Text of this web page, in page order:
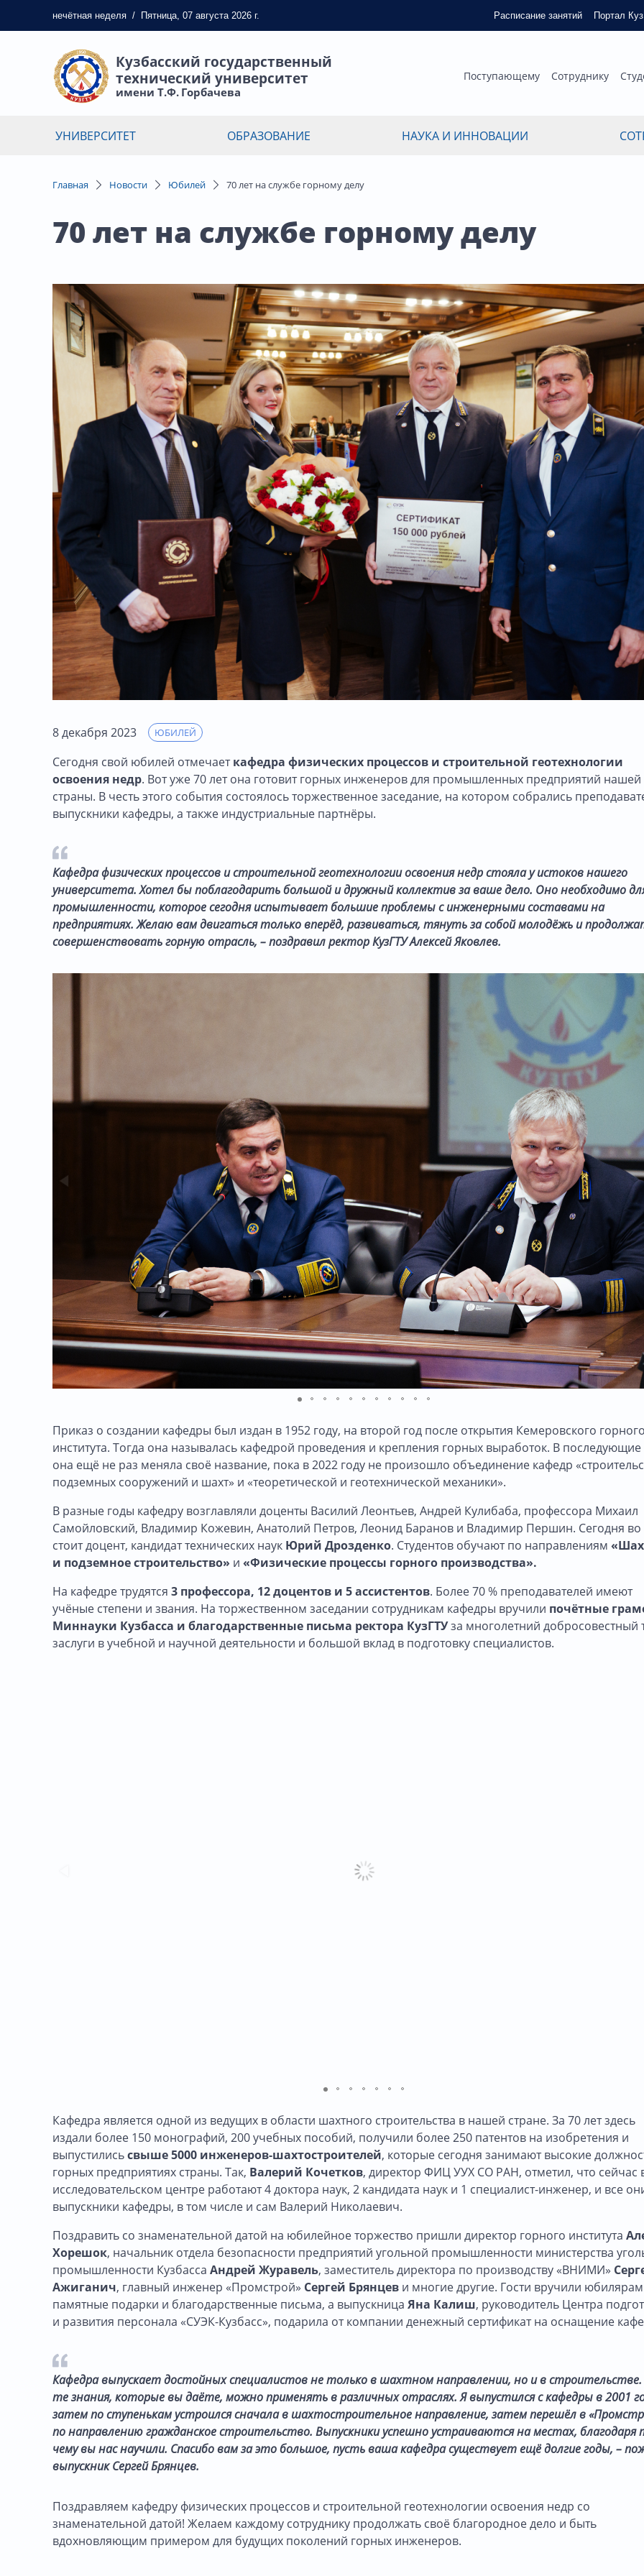
нечётная неделя / Пятница, 07 августа 2026 г. Расписание занятий Портал
Кузбасский государственный
технический университет
имени Т.Ф. Горбачева
Поступающему Сотруднику
УНИВЕРСИТЕТ ОБРАЗОВАНИЕ НАУКА И ИННОВАЦИИ
Главная Новости Юбилей 70 лет на службе горному делу
70 лет на службе горному делу
8 декабря 2023 ЮБИЛЕЙ
Сегодня свой юбилей отмечаеткафедра физических процессов и строительной геотехнологии
освоения недр. Вот уже 70 лет она готовит горных инженеров для промышленных предприятий нашей
страны. В честь этого события состоялось торжественное заседание, на котором собрались
выпускники кафедры, а также индустриальные партнёры.
Кафедра физических процессов и строительной геотехнологии освоения недр стояла у истоков нашего
университета. Хотел бы поблагодарить большой и дружный коллектив за ваше дело. Оно необходимо
промышленности, которое сегодня испытывает большие проблемы с инженерными составами на
предприятиях. Желаю вам двигаться только вперёд, развиваться, тянуть за собой молодёжь и
совершенствовать горную отрасль, – поздравил ректор КузГТУ Алексей Яковлев.
Приказ о создании кафедры был издан в 1952 году, на второй год после открытия Кемеровского
института. Тогда она называлась кафедрой проведения и крепления горных выработок. В последующие
она ещё не раз меняла своё название, пока в 2022 году не произошло объединение кафедр
подземных сооружений и шахт» и «теоретической и геотехнической механики».
В разные годы кафедру возглавляли доценты Василий Леонтьев, Андрей Кулибаба, профессора Михаил
Самойловский, Владимир Кожевин, Анатолий Петров, Леонид Баранов и Владимир Першин. Сегодня во
стоит доцент, кандидат технических наук Юрий Дрозденко. Студентов обучают по направлениям
и подземное строительство» и «Физические процессы горного производства».
На кафедре трудятся 3 профессора, 12 доцентов и 5 ассистентов. Более 70 % преподавателей имеют
учёные степени и звания. На торжественном заседании сотрудникам кафедры вручили почётные
Миннауки Кузбасса и благодарственные письма ректора КузГТУза многолетний добросовестный
заслуги в учебной и научной деятельности и большой вклад в подготовку специалистов.
Кафедра является одной из ведущих в области шахтного строительства в нашей стране. За 70 лет здесь
издали более 150 монографий, 200 учебных пособий, получили более 250 патентов на изобретения и
выпустилисьсвыше 5000 инженеров-шахтостроителей, которые сегодня занимают высокие
горных предприятиях страны. Так, Валерий Кочетков, директор ФИЦ УУХ СО РАН, отметил, что сейчас
исследовательском центре работают 4 доктора наук, 2 кандидата наук и 1 специалист-инженер, и все
выпускники кафедры, в том числе и сам Валерий Николаевич.
Поздравить со знаменательной датой на юбилейное торжество пришли директор горного института
Хорешок, начальник отдела безопасности предприятий угольной промышленности министерства
промышленности Кузбасса Андрей Журавель, заместитель директора по производству «ВНИМИ»
Ажиганич, главный инженер «Промстрой» Сергей Брянцев и многие другие. Гости вручили юбилярам
памятные подарки и благодарственные письма, а выпускница Яна Калиш, руководитель Центра
и развития персонала «СУЭК-Кузбасс», подарила от компании денежный сертификат на оснащение
Кафедра выпускает достойных специалистов не только в шахтном направлении, но и в строительстве.
те знания, которые вы даёте, можно применять в различных отраслях. Я выпустился с кафедры в 2001
затем по ступенькам устроился сначала в шахтостроительное направление, затем перешёл в
по направлению гражданское строительство. Выпускники успешно устраиваются на местах, благодаря
чему вы нас научили. Спасибо вам за это большое, пусть ваша кафедра существует ещё долгие годы, –
выпускник Сергей Брянцев.
Поздравляем кафедру физических процессов и строительной геотехнологии освоения недр со
знаменательной датой! Желаем каждому сотруднику продолжать своё благородное дело и быть
вдохновляющим примером для будущих поколений горных инженеров.